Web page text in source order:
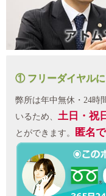
① フリーダイヤル
弊所は年中無休・24時
いるため、 土日・祝
とができます。
匿名